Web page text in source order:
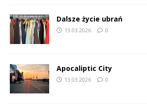
Dalsze życie ubrań
13.03.2026 0
Apocaliptic City
13.03.2026 0